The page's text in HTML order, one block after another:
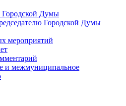
Городской Думы
Городской Думы
мероприятий
и межмуниципальное